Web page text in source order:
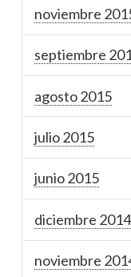
noviembre
septiembre
agosto 2015
julio 2015
junio 2015
diciembre 2014
noviembre